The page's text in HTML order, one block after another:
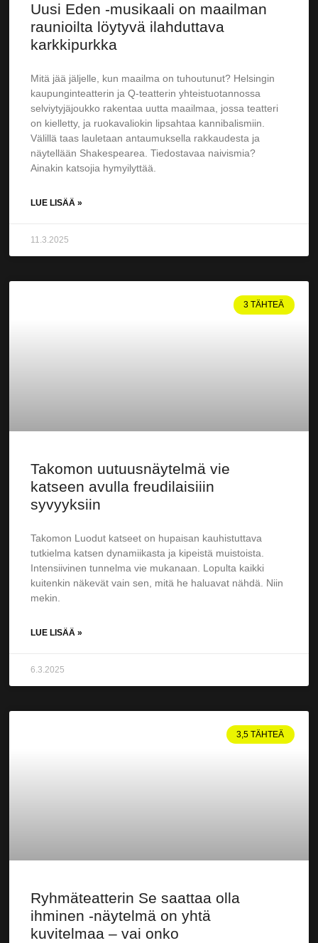
Uusi Eden -musikaali on maailman
raunioilta löytyvä ilahduttava
karkkipurkka
Mitä jää jäljelle, kun maailma on tuhoutunut? Helsingin
kaupunginteatterin ja Q-teatterin yhteistuotannossa
selviytyjäjoukko rakentaa uutta maailmaa, jossa teatteri
on kielletty, ja ruokavaliokin lipsahtaa kannibalismiin.
Välillä taas lauletaan antaumuksella rakkaudesta ja
näytellään Shakespearea. Tiedostavaa naivismia?
Ainakin katsojia hymyilyttää.
LUE LISÄÄ »
11.3.2025
3 TÄHTEÄ
Takomon uutuusnäytelmä vie
katseen avulla freudilaisiiin
syvyyksiin
Takomon Luodut katseet on hupaisan kauhistuttava
tutkielma katsen dynamiikasta ja kipeistä muistoista.
Intensiivinen tunnelma vie mukanaan. Lopulta kaikki
kuitenkin näkevät vain sen, mitä he haluavat nähdä. Niin
mekin.
LUE LISÄÄ »
6.3.2025
3,5 TÄHTEÄ
Ryhmäteatterin Se saattaa olla
ihminen -näytelmä on yhtä
kuvitelmaa – vai onko